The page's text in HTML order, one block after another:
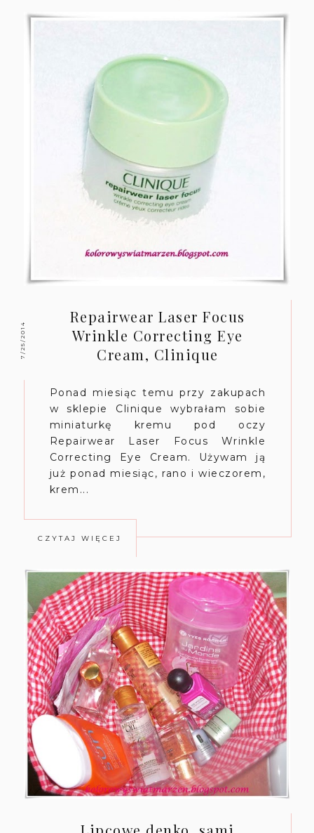
7/25/2014
Repairwear Laser Focus
Wrinkle Correcting Eye
Cream, Clinique
Ponad miesiąc temu przy zakupach
w sklepie Clinique wybrałam sobie
miniaturkę kremu pod oczy
Repairwear Laser Focus Wrinkle
Correcting Eye Cream. Używam ją
już ponad miesiąc, rano i wieczorem,
krem...
CZYTAJ WIĘCEJ